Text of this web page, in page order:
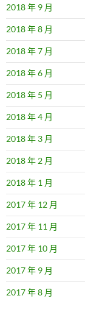
2018 年 9 月
2018 年 8 月
2018 年 7 月
2018 年 6 月
2018 年 5 月
2018 年 4 月
2018 年 3 月
2018 年 2 月
2018 年 1 月
2017 年 12 月
2017 年 11 月
2017 年 10 月
2017 年 9 月
2017 年 8 月